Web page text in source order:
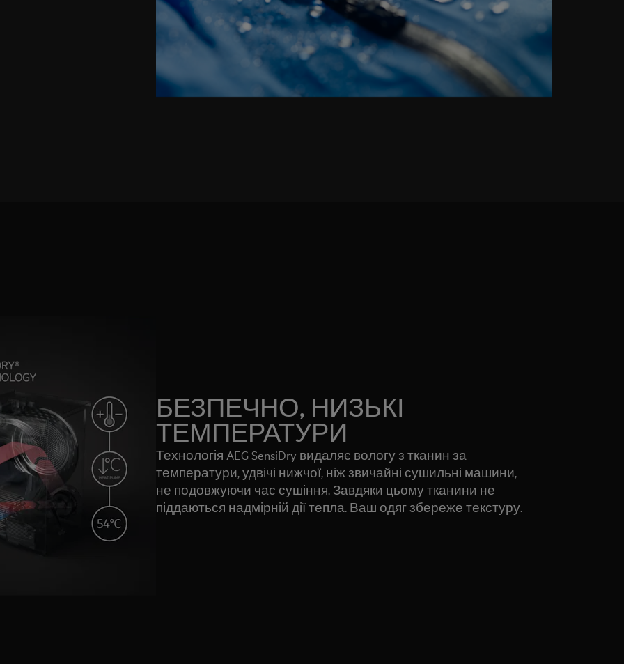
БЕЗПЕЧНО, НИЗЬКІ
ТЕМПЕРАТУРИ
Технологія AEG SensiDry видаляє вологу з тканин за
температури, удвічі нижчої, ніж звичайні сушильні машини,
не подовжуючи час сушіння. Завдяки цьому тканини не
піддаються надмірній дії тепла. Ваш одяг збереже текстуру.